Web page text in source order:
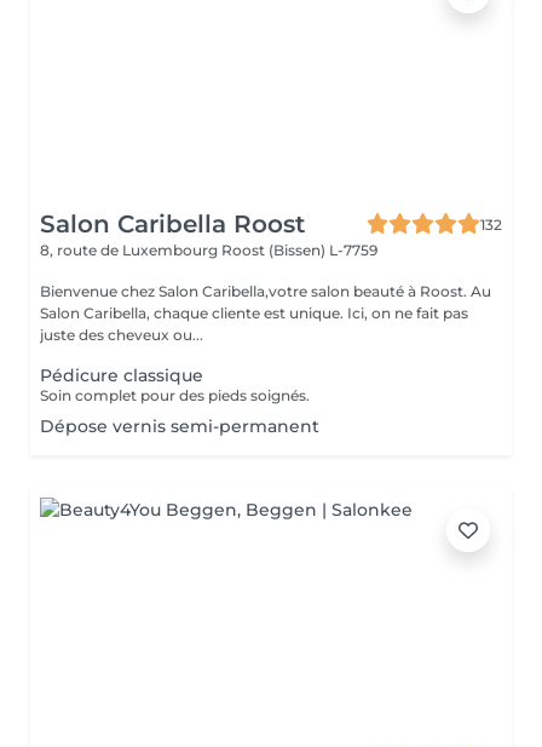
Salon Caribella Roost
132
8, route de Luxembourg Roost (Bissen) L-7759
Bienvenue chez Salon Caribella,votre salon beauté à Roost. Au
Salon Caribella, chaque cliente est unique. Ici, on ne fait pas
juste des cheveux ou...
Pédicure classique
Soin complet pour des pieds soignés.
Dépose vernis semi-permanent